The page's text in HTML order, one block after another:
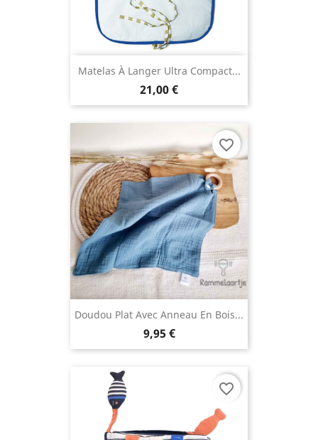
Matelas À Langer Ultra Compact...
21,00 €
Doudou Plat Avec Anneau En Bois...
9,95 €
favorite_border
favorite_border